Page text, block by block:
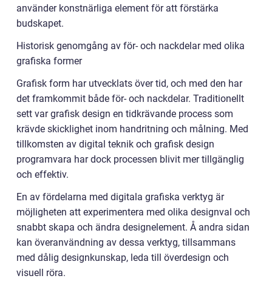
använder konstnärliga element för att förstärka
budskapet.
Historisk genomgång av för- och nackdelar med olika
grafiska former
Grafisk form har utvecklats över tid, och med den har
det framkommit både för- och nackdelar. Traditionellt
sett var grafisk design en tidkrävande process som
krävde skicklighet inom handritning och målning. Med
tillkomsten av digital teknik och grafisk design
programvara har dock processen blivit mer tillgänglig
och effektiv.
En av fördelarna med digitala grafiska verktyg är
möjligheten att experimentera med olika designval och
snabbt skapa och ändra designelement. Å andra sidan
kan överanvändning av dessa verktyg, tillsammans
med dålig designkunskap, leda till överdesign och
visuell röra.